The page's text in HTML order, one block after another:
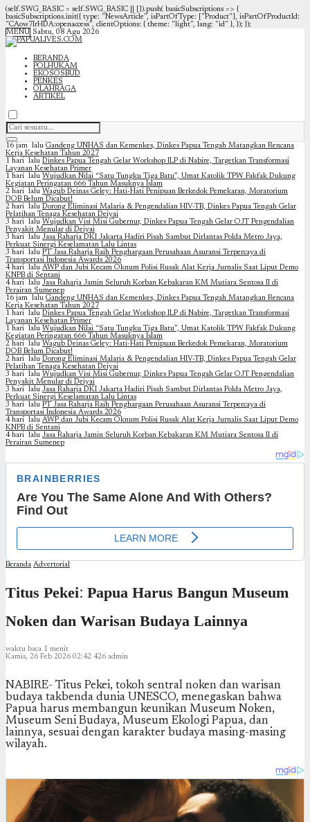
(self.SWG_BASIC = self.SWG_BASIC || []).push( basicSubscriptions => {
basicSubscriptions.init({ type: "NewsArticle", isPartOfType: ["Product"], isPartOfProductId:
"CAow7IrHDA:openaccess", clientOptions: { theme: "light", lang: "id" }, }); });
MENU Sabtu, 08 Agu 2026
BERANDA
POLHUKAM
EKOSOSBUD
PENKES
OLAHRAGA
ARTIKEL
16 jam lalu Gandeng UNHAS dan Kemenkes, Dinkes Papua Tengah Matangkan Rencana
Kerja Kesehatan Tahun 2027
1 hari lalu Dinkes Papua Tengah Gelar Workshop ILP di Nabire, Targetkan Transformasi
Layanan Kesehatan Primer
1 hari lalu Wujudkan Nilai “Satu Tungku Tiga Batu”, Umat Katolik TPW Fakfak Dukung
Kegiatan Peringatan 666 Tahun Masuknya Islam
2 hari lalu Wagub Deinas Geley: Hati-Hati Penipuan Berkedok Pemekaran, Moratorium
DOB Belum Dicabut!
2 hari lalu Dorong Eliminasi Malaria & Pengendalian HIV-TB, Dinkes Papua Tengah Gelar
Pelatihan Tenaga Kesehatan Deiyai
3 hari lalu Wujudkan Visi Misi Gubernur, Dinkes Papua Tengah Gelar OJT Pengendalian
Penyakit Menular di Deiyai
3 hari lalu Jasa Raharja DKI Jakarta Hadiri Pisah Sambut Dirlantas Polda Metro Jaya,
Perkuat Sinergi Keselamatan Lalu Lintas
3 hari lalu PT Jasa Raharja Raih Penghargaan Perusahaan Asuransi Terpercaya di
Transportasi Indonesia Awards 2026
4 hari lalu AWP dan Jubi Kecam Oknum Polisi Rusak Alat Kerja Jurnalis Saat Liput Demo
KNPB di Sentani
4 hari lalu Jasa Raharja Jamin Seluruh Korban Kebakaran KM Mutiara Sentosa II di
Perairan Sumenep
16 jam lalu Gandeng UNHAS dan Kemenkes, Dinkes Papua Tengah Matangkan Rencana
Kerja Kesehatan Tahun 2027
1 hari lalu Dinkes Papua Tengah Gelar Workshop ILP di Nabire, Targetkan Transformasi
Layanan Kesehatan Primer
1 hari lalu Wujudkan Nilai “Satu Tungku Tiga Batu”, Umat Katolik TPW Fakfak Dukung
Kegiatan Peringatan 666 Tahun Masuknya Islam
2 hari lalu Wagub Deinas Geley: Hati-Hati Penipuan Berkedok Pemekaran, Moratorium
DOB Belum Dicabut!
2 hari lalu Dorong Eliminasi Malaria & Pengendalian HIV-TB, Dinkes Papua Tengah Gelar
Pelatihan Tenaga Kesehatan Deiyai
3 hari lalu Wujudkan Visi Misi Gubernur, Dinkes Papua Tengah Gelar OJT Pengendalian
Penyakit Menular di Deiyai
3 hari lalu Jasa Raharja DKI Jakarta Hadiri Pisah Sambut Dirlantas Polda Metro Jaya,
Perkuat Sinergi Keselamatan Lalu Lintas
3 hari lalu PT Jasa Raharja Raih Penghargaan Perusahaan Asuransi Terpercaya di
Transportasi Indonesia Awards 2026
4 hari lalu AWP dan Jubi Kecam Oknum Polisi Rusak Alat Kerja Jurnalis Saat Liput Demo
KNPB di Sentani
4 hari lalu Jasa Raharja Jamin Seluruh Korban Kebakaran KM Mutiara Sentosa II di
Perairan Sumenep
Beranda Advertorial
Titus Pekei: Papua Harus Bangun Museum
Noken dan Warisan Budaya Lainnya
waktu baca 1 menit
Kamis, 26 Feb 2026 02:42 426 admin
NABIRE- Titus Pekei, tokoh sentral noken dan warisan
budaya takbenda dunia UNESCO, menegaskan bahwa
Papua harus membangun keunikan Museum Noken,
Museum Seni Budaya, Museum Ekologi Papua, dan
lainnya, sesuai dengan karakter budaya masing-masing
wilayah.